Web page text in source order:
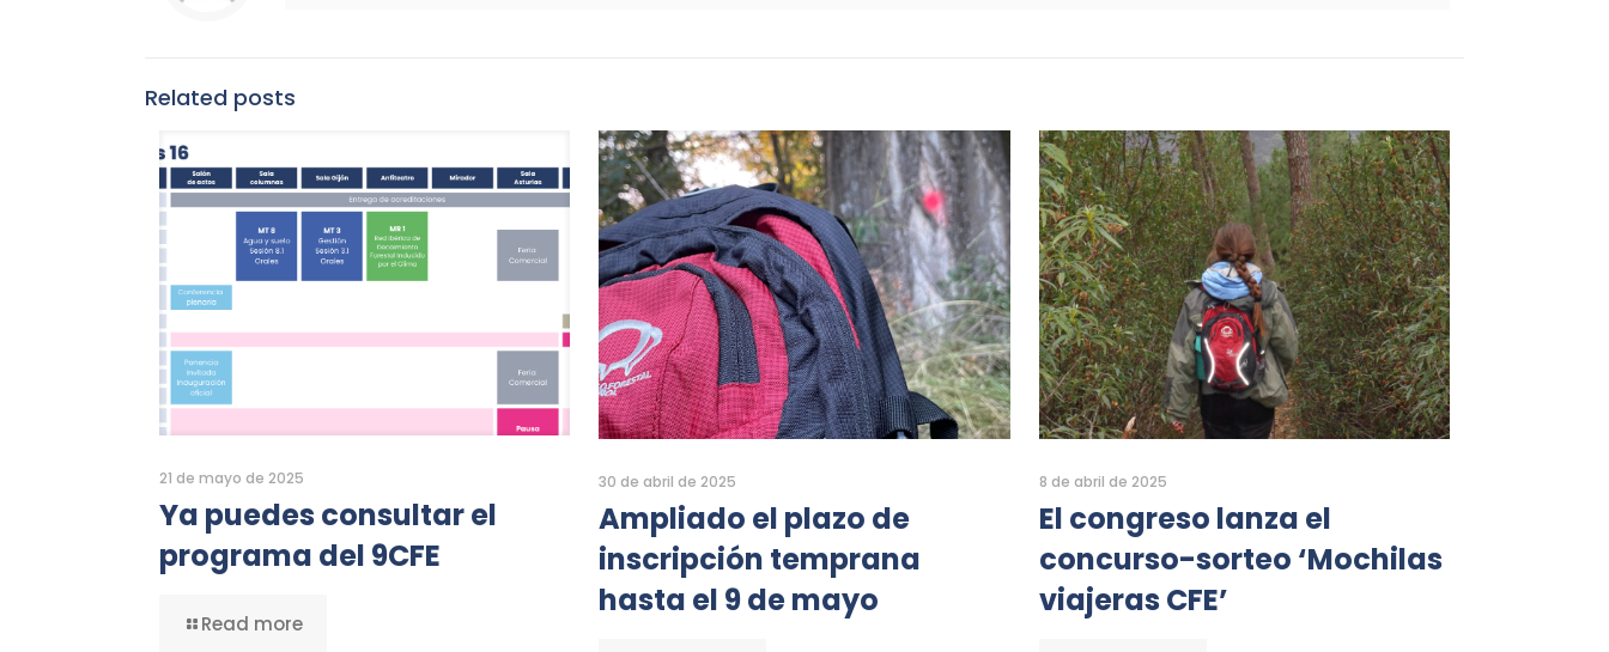
Related posts
21 de mayo de 2025
Ya puedes consultar el
programa del 9CFE
Read more
30 de abril de 2025
Ampliado el plazo de
inscripción temprana
hasta el 9 de mayo
8 de abril de 2025
El congreso lanza el
concurso-sorteo ‘Mochilas
viajeras CFE’